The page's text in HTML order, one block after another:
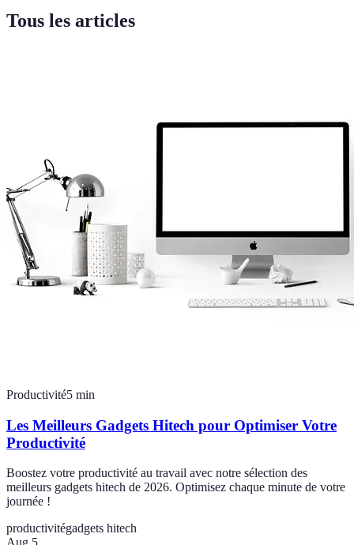
Tous les articles
Productivité5 min
Les Meilleurs Gadgets Hitech pour Optimiser Votre
Productivité
Boostez votre productivité au travail avec notre sélection des
meilleurs gadgets hitech de 2026. Optimisez chaque minute de votre
journée !
productivitégadgets hitech